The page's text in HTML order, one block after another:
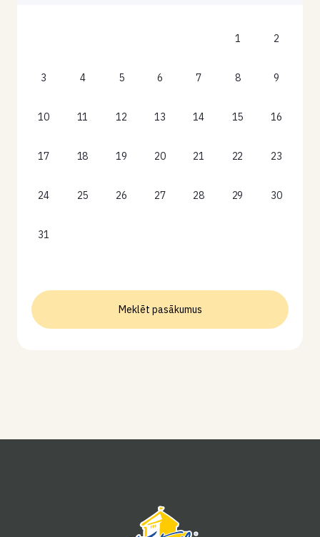
1 2
3 4 5 6 7 8 9
10 11 12 13 14 15 16
17 18 19 20 21 22 23
24 25 26 27 28 29 30
31
Meklēt pasākumus